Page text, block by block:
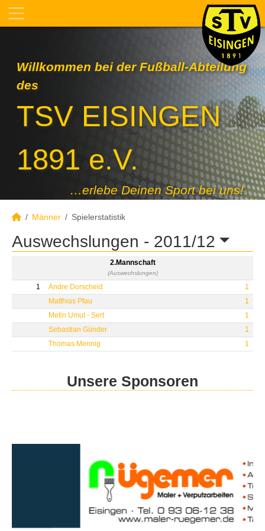
Willkommen bei der Fußball-Abteilung
des
TSV EISINGEN
1891 e.V.
…erlebe Deinen Sport bei uns!
Männer Spielerstatistik
Auswechslungen - 2011/12
2.Mannschaft
(Auswechslungen)
1 Andre Dorscheid
1
Matthias Pfau
1
Metin Umut - Sert
1
Sebastian Günder
1
Thomas Mennig
1
Unsere Sponsoren